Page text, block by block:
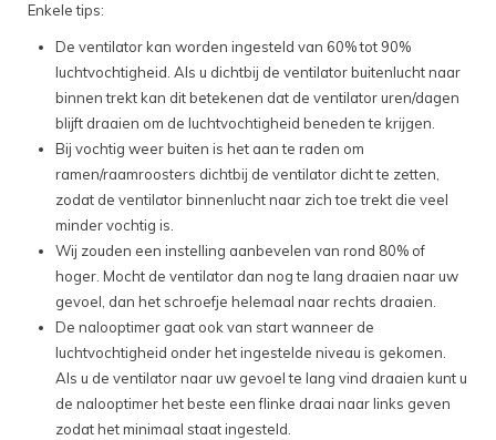
Enkele tips:
De ventilator kan worden ingesteld van 60% tot 90%
luchtvochtigheid. Als u dichtbij de ventilator buitenlucht naar
binnen trekt kan dit betekenen dat de ventilator uren/dagen
blijft draaien om de luchtvochtigheid beneden te krijgen.
Bij vochtig weer buiten is het aan te raden om
ramen/raamroosters dichtbij de ventilator dicht te zetten,
zodat de ventilator binnenlucht naar zich toe trekt die veel
minder vochtig is.
Wij zouden een instelling aanbevelen van rond 80% of
hoger. Mocht de ventilator dan nog te lang draaien naar uw
gevoel, dan het schroefje helemaal naar rechts draaien.
De nalooptimer gaat ook van start wanneer de
luchtvochtigheid onder het ingestelde niveau is gekomen.
Als u de ventilator naar uw gevoel te lang vind draaien kunt u
de nalooptimer het beste een flinke draai naar links geven
zodat het minimaal staat ingesteld.